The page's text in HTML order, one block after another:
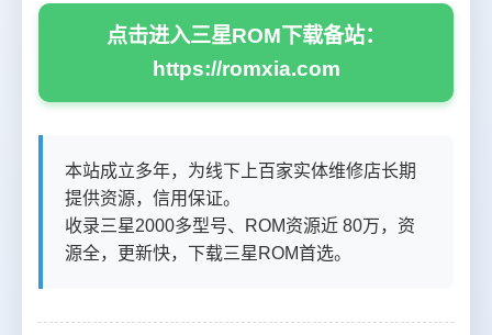
点击进入三星ROM下载备站：
https://romxia.com
本站成立多年，为线下上百家实体维修店长期
提供资源，信用保证。
收录三星2000多型号、ROM资源近 80万，资
源全，更新快，下载三星ROM首选。